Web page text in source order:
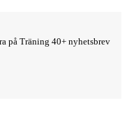
på Träning 40+ nyhetsbrev